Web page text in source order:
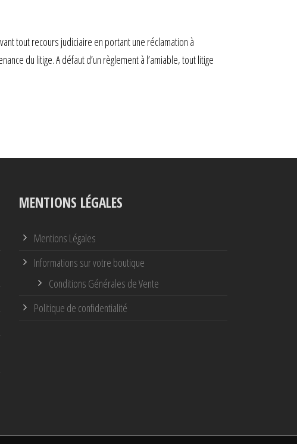
tout recours judiciaire en portant une réclamation à
du litige. A défaut d’un règlement à l’amiable, tout litige
MENTIONS LÉGALES
Mentions Légales
Informations sur votre boutique
Conditions Générales de Vente
Politique de confidentialité